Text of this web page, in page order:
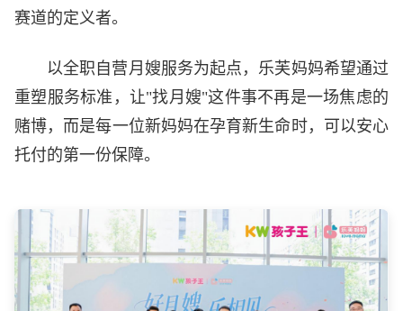
赛道的定义者。
以全职自营月嫂服务为起点，乐芙妈妈希望通过
重塑服务标准，让"找月嫂"这件事不再是一场焦虑的
赌博，而是每一位新妈妈在孕育新生命时，可以安心
托付的第一份保障。